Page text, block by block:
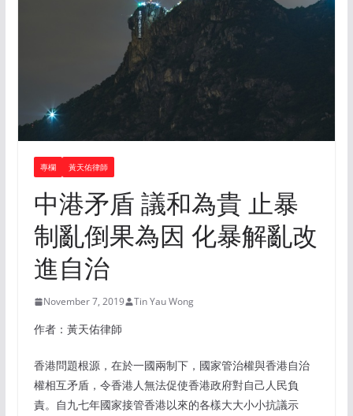
專欄 黃天佑律師
中港矛盾 議和為貴 止暴
制亂倒果為因 化暴解亂改
進自治
November 7, 2019 Tin Yau Wong
作者：黃天佑律師
香港問題根源，在於一國兩制下，國家管治權與香港自治
權相互矛盾，令香港人無法促使香港政府對自己人民負
責。自九七年國家接管香港以來的各樣大大小小抗議示